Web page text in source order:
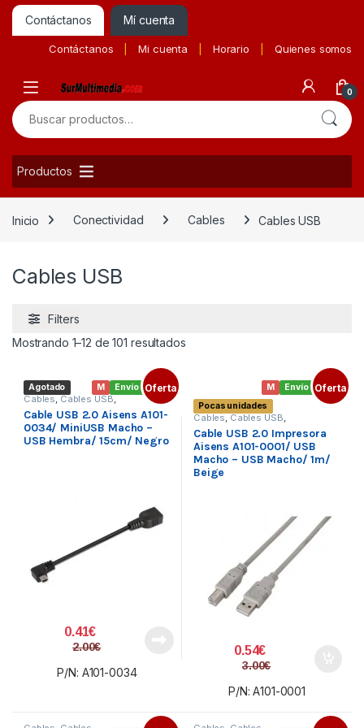
Contáctanos Mí cuenta
Contáctanos Mi cuenta Horario Quienes somos
0
Buscar por:
Productos
Inicio Conectividad Cables Cables USB
Cables USB
Filters
Mostrando 1–12 de 101 resultadosOrdenado por precio: bajo a alto
Envío gratis
M
Agotado Oferta
Cables, Cables USB,
Conectividad
Cable USB 2.0 Aisens A101-
0034/ MiniUSB Macho –
USB Hembra/ 15cm/ Negro
0.41€
2.00€
P/N: A101-0034
Envío gratis
M Oferta
Pocas unidades
Cables, Cables USB,
Conectividad
Cable USB 2.0 Impresora
Aisens A101-0001/ USB
Macho – USB Macho/ 1m/
Beige
0.54€
3.00€
P/N: A101-0001